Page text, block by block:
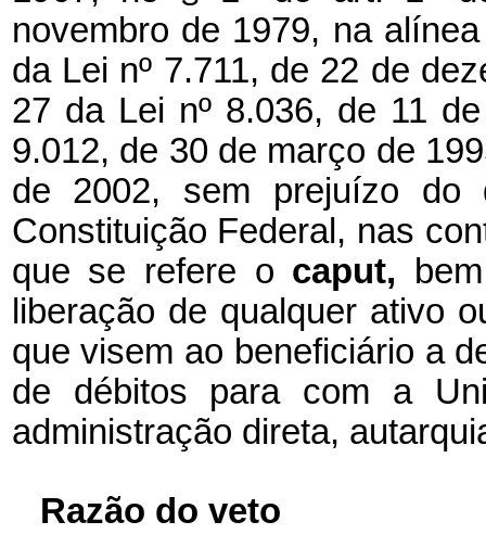
novembro de 1979, na
da Lei nº 7.711, de 22 de
27 da Lei nº 8.036, de 11
9.012, de 30 de março de
de 2002, sem prejuízo
Constituição Federal, nas
que se refere o caput,
liberação de qualquer ativo
que visem ao beneficiário a
de débitos para com a
administração direta,
Razão do veto